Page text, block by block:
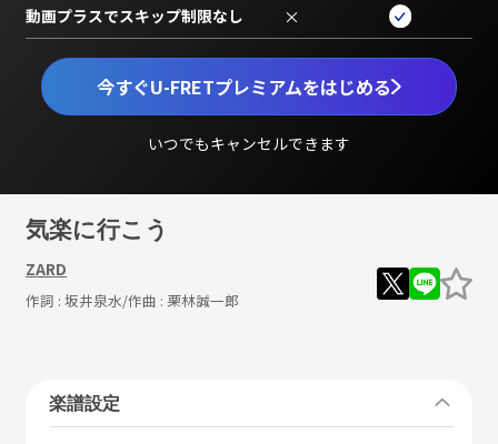
今すぐU-FRETプレミアムをはじめる
いつでもキャンセルできます
動画プラスでスキップ制限なし ×
気楽に行こう
ZARD
作詞 : 坂井泉水/作曲 : 栗林誠一郎
楽譜設定